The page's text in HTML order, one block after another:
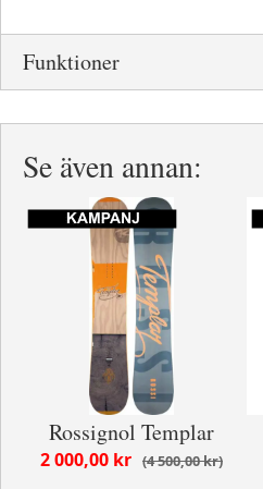
Funktioner
Se även annan:
Rossignol Templar
4 500,00 kr
2 000,00 kr